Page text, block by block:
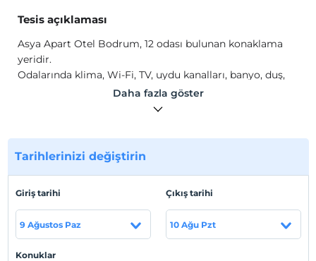
Tesis açıklaması
Asya Apart Otel Bodrum, 12 odası bulunan konaklama
yeridir.
Odalarında klima, Wi-Fi, TV, uydu kanalları, banyo, duş,
mini mutfak ve mutfak gereçleri gibi olanaklar
Muğla Bodrum'da konumlanmaktadır.
Sahil
Plaja 750 metre mesafededir.
Daha fazla göster
Tarihlerinizi değiştirin
Giriş tarihi
9 Ağustos Paz
Çıkış tarihi
10 Ağu Pzt
Konuklar